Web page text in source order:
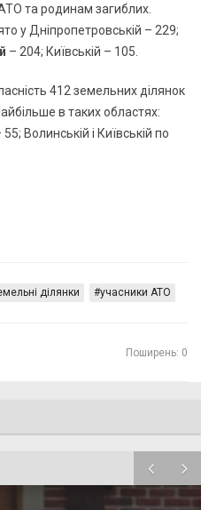
та родинам загиблих.
у Дніпропетровській – 229;
– 204; Київській – 105.
412 земельних ділянок
в таких областях:
55; Волинській і Київській по
ділянки учасники АТО
Поширень: 0